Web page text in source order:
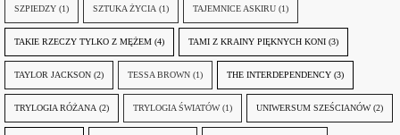
SZPIEDZY (1) SZTUKA ŻYCIA (1) TAJEMNICE ASKIRU (1)
TAKIE RZECZY TYLKO Z MĘŻEM (4) TAMI Z KRAINY PIĘKNYCH KONI (3)
TAYLOR JACKSON (2) TESSA BROWN (1) THE INTERDEPENDENCY (3)
TRYLOGIA RÓŻANA (2) TRYLOGIA ŚWIATÓW (1) UNIWERSUM SZEŚCIANÓW (2)